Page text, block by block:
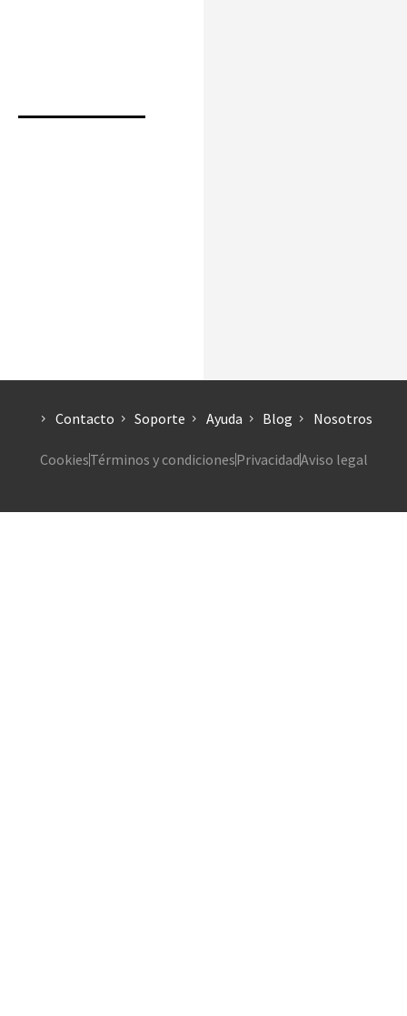
Contacto Soporte Ayuda Blog Nosotros
CookiesTérminos y condicionesPrivacidadAviso legal